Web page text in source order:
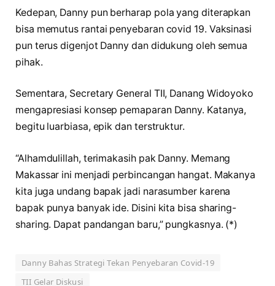
Kedepan, Danny pun berharap pola yang diterapkan
bisa memutus rantai penyebaran covid 19. Vaksinasi
pun terus digenjot Danny dan didukung oleh semua
pihak.
Sementara, Secretary General TII, Danang Widoyoko
mengapresiasi konsep pemaparan Danny. Katanya,
begitu luarbiasa, epik dan terstruktur.
“Alhamdulillah, terimakasih pak Danny. Memang
Makassar ini menjadi perbincangan hangat. Makanya
kita juga undang bapak jadi narasumber karena
bapak punya banyak ide. Disini kita bisa sharing-
sharing. Dapat pandangan baru,” pungkasnya. (*)
Danny Bahas Strategi Tekan Penyebaran Covid-19
TII Gelar Diskusi